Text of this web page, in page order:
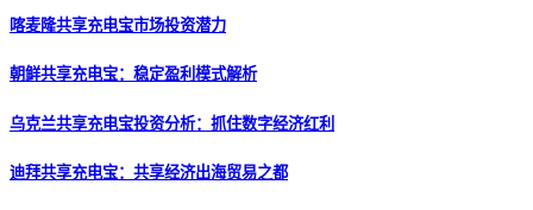
喀麦隆共享充电宝市场投资潜力
朝鲜共享充电宝：稳定盈利模式解析
乌克兰共享充电宝投资分析：抓住数字经济红利
迪拜共享充电宝：共享经济出海贸易之都